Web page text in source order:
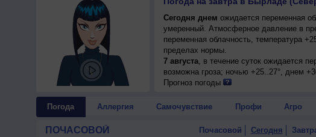
Сегодня днем ожидается переменная
умеренный. Атмосферное давление в
переменная облачность, температура
пределах нормы.
7 августа, в течение суток ожидается
возможна гроза; ночью +25..27°, днем
Прогноз погоды
Погода Аллергия Самочувствие Профи Агро
ПОЧАСОВОЙ Почасовой Сегодня